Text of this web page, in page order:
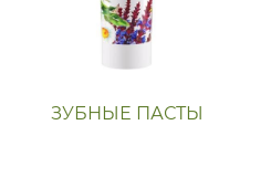
ЗУБНЫЕ ПАСТЫ